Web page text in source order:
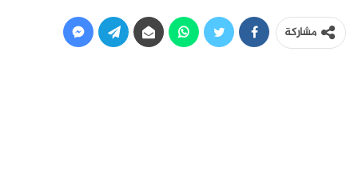
مشاركة